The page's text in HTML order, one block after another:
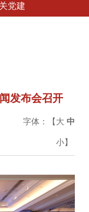
党建
发布会召开
字体：【大 中
小】